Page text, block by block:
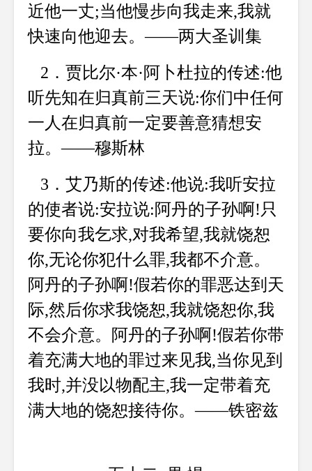
近他一丈;当他慢步向我走来,我就
快速向他迎去。——两大圣训集
2．贾比尔·本·阿卜杜拉的传述:他
听先知在归真前三天说:你们中任何
一人在归真前一定要善意猜想安
拉。——穆斯林
3．艾乃斯的传述:他说:我听安拉
的使者说:安拉说:阿丹的子孙啊!只
要你向我乞求,对我希望,我就饶恕
你,无论你犯什么罪,我都不介意。
阿丹的子孙啊!假若你的罪恶达到天
际,然后你求我饶恕,我就饶恕你,我
不会介意。阿丹的子孙啊!假若你带
着充满大地的罪过来见我,当你见到
我时,并没以物配主,我一定带着充
满大地的饶恕接待你。——铁密兹